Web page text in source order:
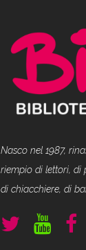
Nasco nel 1987,
riempio di lettori, di
di chiacchiere, di